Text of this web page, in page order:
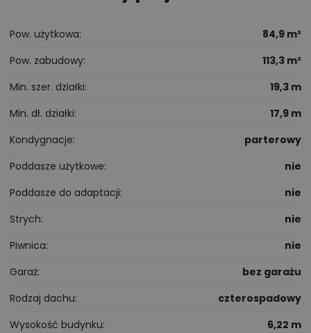
Pow. użytkowa
84,9 m²
Pow. zabudowy
113,3 m²
Min. szer. działki
19,3 m
Min. dł. działki
17,9 m
Kondygnacje
parterowy
Poddasze użytkowe
nie
Poddasze do adaptacji
nie
Strych
nie
Piwnica
nie
Garaż
bez garażu
Rodzaj dachu
czterospadowy
Wysokość budynku
6,22 m